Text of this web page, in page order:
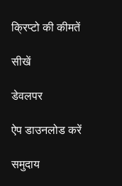
क्रिप्टो की कीमतें
सीखें
डेवलपर
ऐप डाउनलोड करें
समुदाय